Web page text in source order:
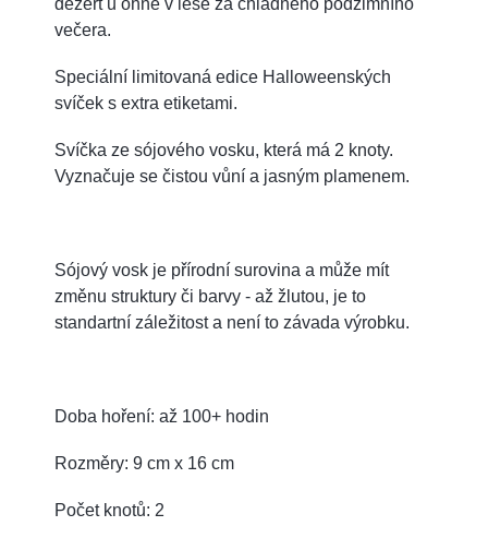
večera.
Speciální limitovaná edice Halloweenských
svíček s extra etiketami.
Svíčka ze sójového vosku, která má 2 knoty.
Vyznačuje se čistou vůní a jasným plamenem.
Sójový vosk je přírodní surovina a může mít
změnu struktury či barvy - až žlutou, je to
standartní záležitost a není to závada výrobku.
Doba hoření: až 100+ hodin
Rozměry: 9 cm x 16 cm
Počet knotů: 2